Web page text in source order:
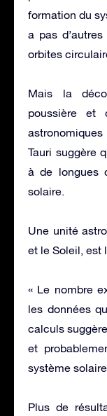
formation du
a pas
orbites
Mais la
poussière
astronomiques
Tauri suggère
à de longues
solaire.
Une unité
et le Soleil, est
« Le nombre
les données
calculs
et
système
Plus de